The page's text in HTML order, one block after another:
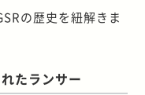
の歴史を紐解きま
たランサー